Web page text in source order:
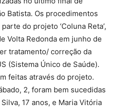
Batista. Os procedimentos
do projeto ‘Coluna Reta’,
Volta Redonda em junho de
tratamento/ correção da
(Sistema Único de Saúde).
feitas através do projeto.
2, foram bem sucedidas
17 anos, e Maria Vitória